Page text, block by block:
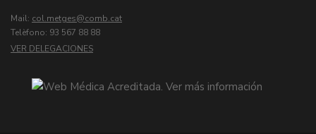
Mail: col.metges
Telèfono: 93 567 88 88
VER DELEGACIONES